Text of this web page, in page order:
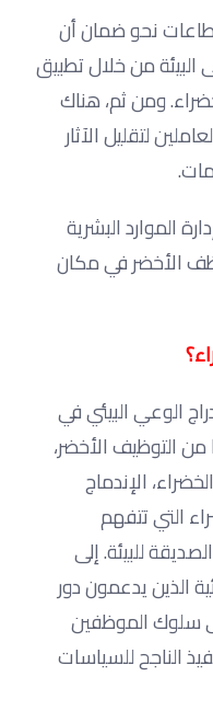
نحو ضمان أن
البيئة من خلال تطبيق
ومن ثم، هناك
لتقليل الآثار
الموارد البشرية
الأخضر في مكان
الوعي البيئي في
من التوظيف الأخضر،
الإندماج
التي تتفهم
للبيئة. إلى
الذين يدعمون دور
سلوك الموظفين
الناجح للسياسات